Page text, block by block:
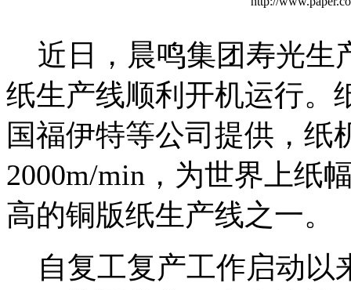
近日，晨鸣集团寿光生
纸生产线顺利开机运行。
国福伊特等公司提供，纸
2000m/min，为世界上纸
高的铜版纸生产线之一。
自复工复产工作启动以